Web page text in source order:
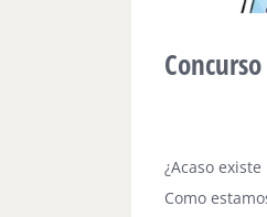
¿Acaso
Como